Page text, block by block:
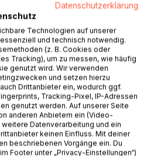
stützt sich auf der
im allgemeinen eher als die
sind, eine möglichst effiziente
zu gewährleisten. Aus
Frage, ob und in welchem
unternehmerische
und somit die
beeinträchtigen.
Behandlung von
Vorgängen in
behandelt. Hierbei ist zu
Datenschutzerklärung
Technologien auf unserer
und technisch notwendig.
(z. B. Cookies oder
Tracking), um zu messen, wie häufig
genutzt wird. Wir verwenden
und setzen hierzu
Drittanbieter ein, wodurch ggf.
Tracking-Pixel, IP-Adressen
genutzt werden. Auf unserer Seite
anderen Anbietern ein (Video-
Datenverarbeitung und ein
keinen Einfluss. Mit deiner
beschriebenen Vorgänge ein. Du
Footer unter „Privacy-Einstellungen“)